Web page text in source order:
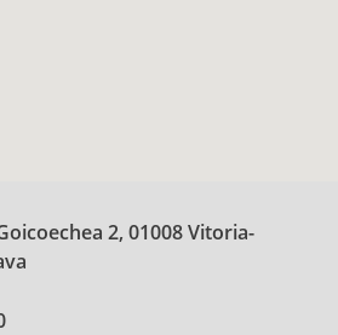
2, 01008 Vitoria-